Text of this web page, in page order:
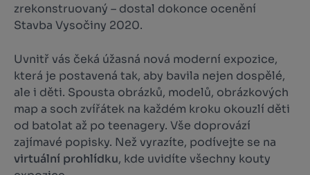
zrekonstruovaný – dostal dokonce ocenění
Stavba Vysočiny 2020.
Uvnitř vás čeká úžasná nová moderní expozice,
která je postavená tak, aby bavila nejen dospělé,
ale i děti. Spousta obrázků, modelů, obrázkových
map a soch zvířátek na každém kroku okouzlí děti
od batolat až po teenagery. Vše doprovází
zajímavé popisky. Než vyrazíte, podívejte se na
virtuální prohlídku, kde uvidíte všechny kouty